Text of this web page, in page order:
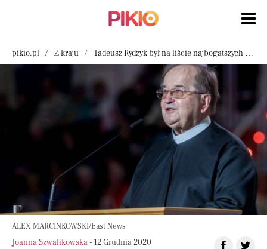
pikio.pl Z kraju Tadeusz Rydzyk był na liście najbogatszych Polaków
ALEX MARCINKOWSKI/East News
Joanna Szwalikowska- 12 Grudnia 2020